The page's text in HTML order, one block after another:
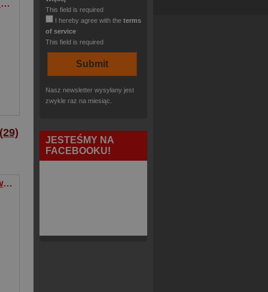
Budowniczowie Gotham. Batman
,Ryan Parrott
Liga Sprawiedliwości Tom 2 Epidemia
This field is required
I hereby agree with the terms
of service
This field is required
Nasz newsletter wysyłany jest
zwykle raz na miesiąc.
JESTEŚMY NA
FACEBOOKU!